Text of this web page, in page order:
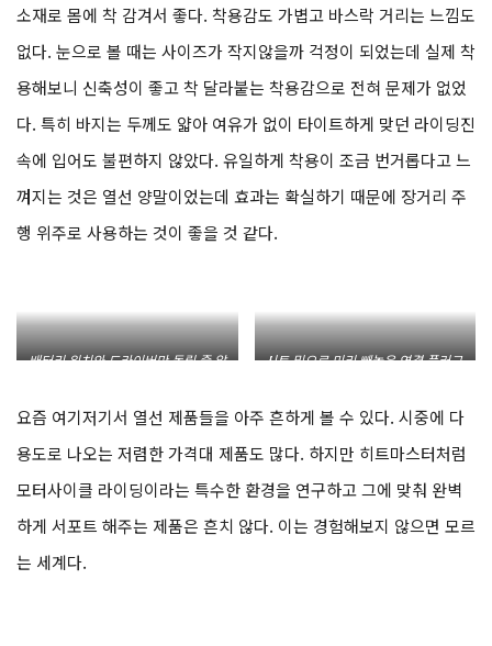
소재로 몸에 착 감겨서 좋다. 착용감도 가볍고 바스락 거리는 느낌도
없다. 눈으로 볼 때는 사이즈가 작지않을까 걱정이 되었는데 실제 착
용해보니 신축성이 좋고 착 달라붙는 착용감으로 전혀 문제가 없었
다. 특히 바지는 두께도 얇아 여유가 없이 타이트하게 맞던 라이딩진
속에 입어도 불편하지 않았다. 유일하게 착용이 조금 번거롭다고 느
껴지는 것은 열선 양말이었는데 효과는 확실하기 때문에 장거리 주
행 위주로 사용하는 것이 좋을 것 같다.
배터리 위치와 드라이버만 돌릴 줄 알
시트 밑으로 미리 빼놓은 연결 플러그.
요즘 여기저기서 열선 제품들을 아주 흔하게 볼 수 있다. 시중에 다
용도로 나오는 저렴한 가격대 제품도 많다. 하지만 히트마스터처럼
모터사이클 라이딩이라는 특수한 환경을 연구하고 그에 맞춰 완벽
하게 서포트 해주는 제품은 흔치 않다. 이는 경험해보지 않으면 모르
는 세계다.